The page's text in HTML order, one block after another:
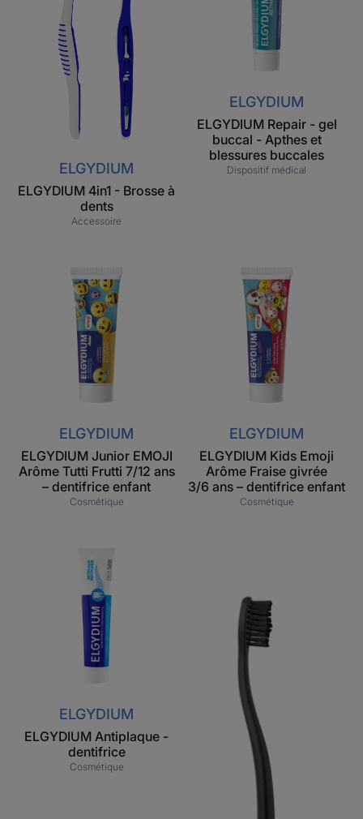
dents
ELGYDIUM
ELGYDIUM 4in1 - Brosse à
dents
Accessoire
buccal
-
Apthes
et
buccales
ELGYDIUM
ELGYDIUM Repair - gel
buccal - Apthes et
blessures buccales
Dispositif médical
Junior
EMOJI
Arôme
Tutti
Frutti
7/12
ans
dentifrice
enfant
ELGYDIUM
ELGYDIUM Junior EMOJI
Arôme Tutti Frutti 7/12 ans
– dentifrice enfant
Cosmétique
Kids
Emoji
Arôme
Fraise
givrée
3/6 ans
–
enfant
ELGYDIUM
ELGYDIUM Kids Emoji
Arôme Fraise givrée
3/6 ans – dentifrice enfant
Cosmétique
Antiplaque
-
dentifrice
ELGYDIUM
ELGYDIUM Antiplaque -
dentifrice
Cosmétique
–
Brosse
à